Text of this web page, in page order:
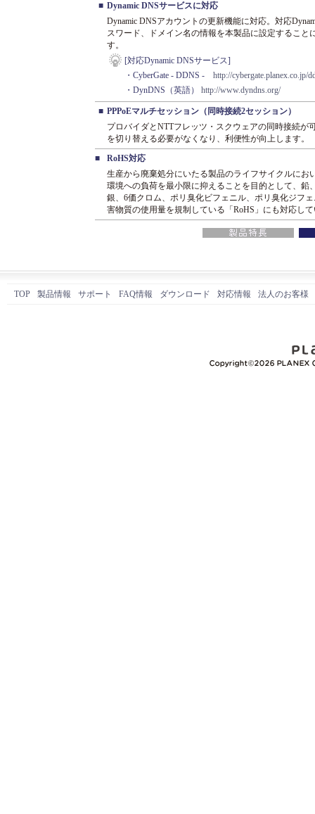
■ Dynamic DNSサービスに対応
Dynamic DNSアカウントの更新機能に対応。対応
スワード、ドメイン名の情報を本製品に設定するこ
す。
[対応Dynamic DNSサービス]
・CyberGate - DDNS - http://cybergate.planex.co.jp/
・DynDNS（英語） http://www.dyndns.org/
■ PPPoEマルチセッション（同時接続2セッション）
プロバイダとNTTフレッツ・スクウェアの同時接続が
を切り替える必要がなくなり、利便性が向上します。
■
RoHS対応
生産から廃棄処分にいたる製品のライフサイクルにお
環境への負荷を最小限に抑えることを目的として、鉛
銀、6価クロム、ポリ臭化ビフェニル、ポリ臭化ジフ
害物質の使用量を規制している「RoHS」にも対応し
TOP 製品情報 サポート FAQ情報 ダウンロード 対応情報 法人のお客様